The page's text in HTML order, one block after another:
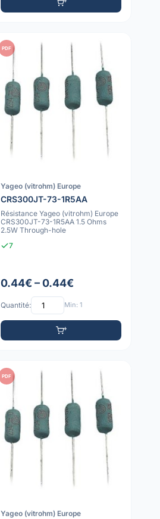
PDF
Yageo (vitrohm) Europe
CRS300JT-73-1R5AA
Résistance Yageo (vitrohm) Europe
CRS300JT-73-1R5AA 1.5 Ohms
2.5W Through-hole
7
0.44€ – 0.44€
Quantité: Min: 1
PDF
Yageo (vitrohm) Europe